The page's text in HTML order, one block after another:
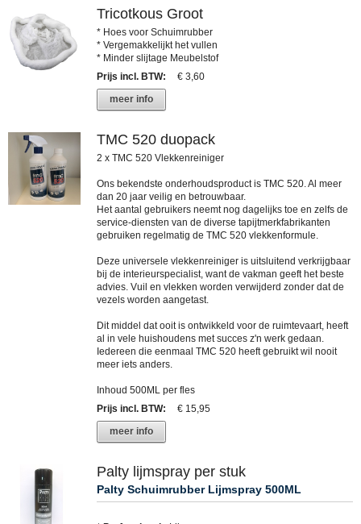
Tricotkous Groot
* Hoes voor Schuimrubber
* Vergemakkelijkt het vullen
* Minder slijtage Meubelstof
Prijs incl. BTW:
€ 3,60
meer info
TMC 520 duopack
2 x TMC 520 Vlekkenreiniger
Ons bekendste onderhoudsproduct is TMC 520. Al meer
dan 20 jaar veilig en betrouwbaar.
Het aantal gebruikers neemt nog dagelijks toe en zelfs de
service-diensten van de diverse tapijtmerkfabrikanten
gebruiken regelmatig de TMC 520 vlekkenformule.
Deze universele vlekkenreiniger is uitsluitend verkrijgbaar
bij de interieurspecialist, want de vakman geeft het beste
advies. Vuil en vlekken worden verwijderd zonder dat de
vezels worden aangetast.
Dit middel dat ooit is ontwikkeld voor de ruimtevaart, heeft
al in vele huishoudens met succes z'n werk gedaan.
Iedereen die eenmaal TMC 520 heeft gebruikt wil nooit
meer iets anders.
Inhoud 500ML per fles
Prijs incl. BTW:
€ 15,95
meer info
Palty lijmspray per stuk
Palty Schuimrubber Lijmspray 500ML